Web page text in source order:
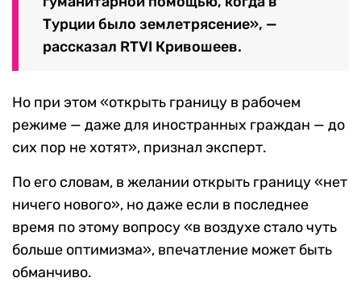
Турции было землетрясение», —
рассказал RTVI Кривошеев.
Но при этом «открыть границу в рабочем
режиме — даже для иностранных граждан — до
сих пор не хотят», признал эксперт.
По его словам, в желании открыть границу «нет
ничего нового», но даже если в последнее
время по этому вопросу «в воздухе стало чуть
больше оптимизма», впечатление может быть
обманчиво.